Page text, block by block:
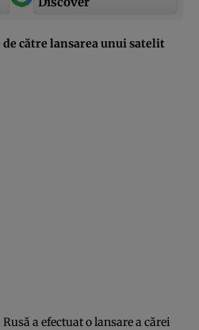
către lansarea unui satelit
a efectuat o lansare a cărei